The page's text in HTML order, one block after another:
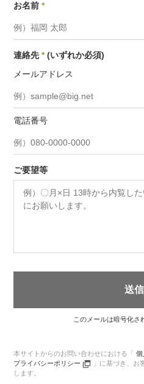
お名前*
連絡先* (いずれか必須)
メールアドレス
電話番号
ご要望等
送信
このメールは暗号化さ
本サイトからのお問い合わせにおける「
プライバシーポリシー
」に基づき、 お
します。